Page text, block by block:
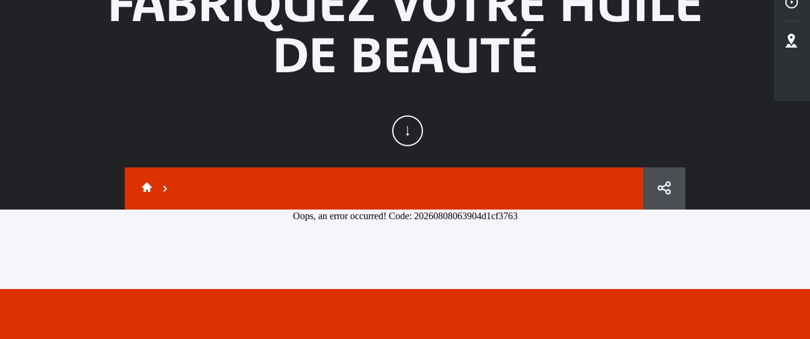
DE BEAUTÉ
Oops, an error occurred! Code: 20260808063904d1cf3763